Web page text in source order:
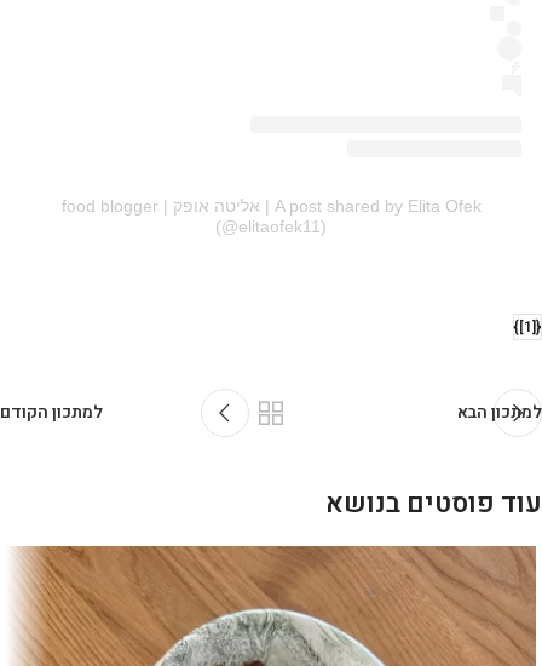
A post shared by Elita Ofek | אליטה אופק | food blogger
(@elitaofek11)
{[1]}
למתכון הבא למתכון הקודם
עוד פוסטים בנושא